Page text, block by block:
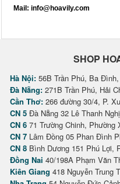
Mail: info@hoavily.com
SHOP
Hà Nội: 56B Trần Phú, Ba
Đà Nẵng: 271B Trần Phú, Hải
Cần Thơ: 266 đường 30/4, P.
CN 5 Đà Nẵng 32 Lê Thanh
CN 6 71 Trường Chinh, Phường
CN 7 Lâm Đồng 05 Phan Đình
CN 8 Bình Dương 151 Phú Lợi,
Đồng Nai 40/198A Phạm Văn
Kiên Giang 418 Nguyễn Trung